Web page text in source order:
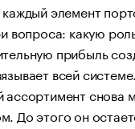
элемент
вопроса: какую
прибыль
всей
ассортимент снова
До этого он